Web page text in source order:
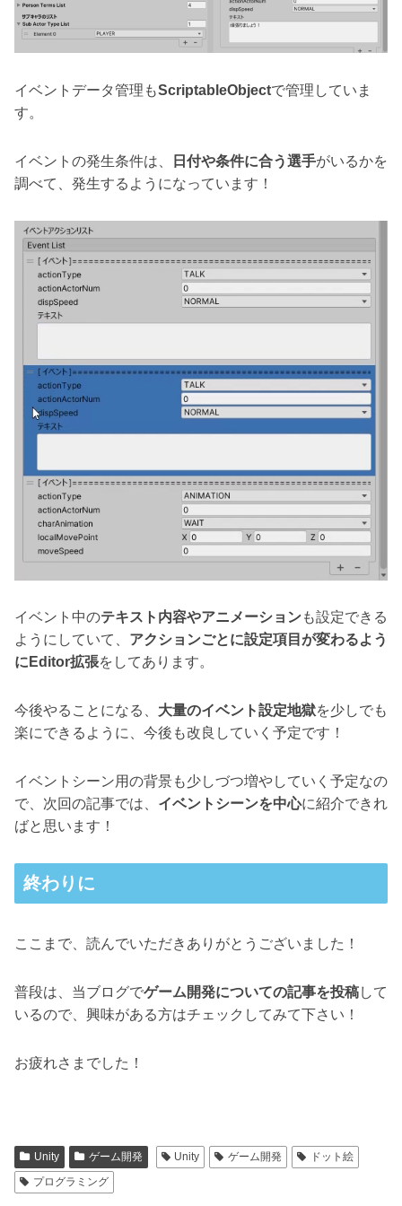
イベントデータ管理もScriptableObjectで管理していま
す。
イベントの発生条件は、 日付や条件に合う選手がいるかを
調べて、発生するようになっています！
イベント中のテキスト内容やアニメーションも設定できる
ようにしていて、 アクションごとに設定項目が変わるよう
にEditor拡張をしてあります。
今後やることになる、 大量のイベント設定地獄を少しでも
楽にできるように、今後も改良していく予定です！
イベントシーン用の背景も少しづつ増やしていく予定なの
で、次回の記事では、 イベントシーンを中心に紹介できれ
ばと思います！
終わりに
ここまで、読んでいただきありがとうございました！
普段は、当ブログでゲーム開発についての記事を投稿して
いるので、興味がある方はチェックしてみて下さい！
お疲れさまでした！
Unity ゲーム開発 Unity ゲーム開発
ドット絵
プログラミング